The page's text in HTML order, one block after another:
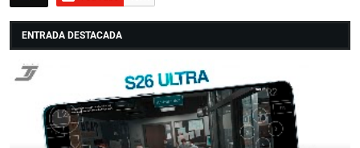
ENTRADA DESTACADA